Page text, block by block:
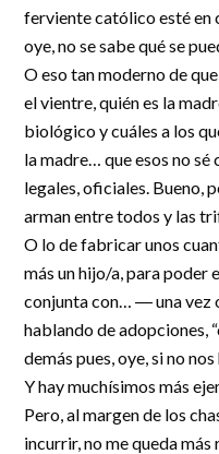
ferviente católico esté en
oye, no se sabe qué se
O eso tan moderno de
el vientre, quién es la
biológico y cuáles a los
la madre… que esos no sé
legales, oficiales. Bueno,
arman entre todos y las
O lo de fabricar unos
más un hijo/a, para poder
conjunta con… ― una vez
hablando de adopciones,
demás pues, oye, si no
Y hay muchísimos más
Pero, al margen de los
incurrir, no me queda